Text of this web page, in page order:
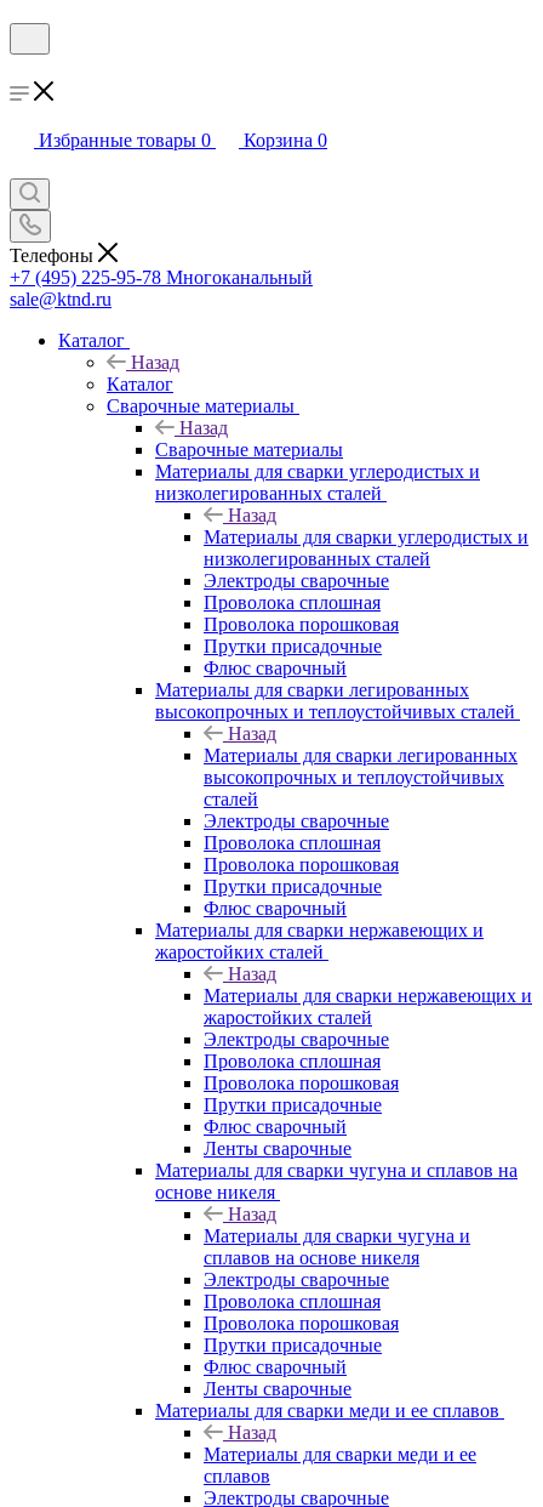
Избранные товары 0 Корзина 0
Телефоны
+7 (495) 225-95-78 Многоканальный
sale@ktnd.ru
Каталог
Назад
Каталог
Сварочные материалы
Назад
Сварочные материалы
Материалы для сварки углеродистых и
низколегированных сталей
Назад
Материалы для сварки углеродистых и
низколегированных сталей
Электроды сварочные
Проволока сплошная
Проволока порошковая
Прутки присадочные
Флюс сварочный
Материалы для сварки легированных
высокопрочных и теплоустойчивых сталей
Назад
Материалы для сварки легированных
высокопрочных и теплоустойчивых
сталей
Электроды сварочные
Проволока сплошная
Проволока порошковая
Прутки присадочные
Флюс сварочный
Материалы для сварки нержавеющих и
жаростойких сталей
Назад
Материалы для сварки нержавеющих и
жаростойких сталей
Электроды сварочные
Проволока сплошная
Проволока порошковая
Прутки присадочные
Флюс сварочный
Ленты сварочные
Материалы для сварки чугуна и сплавов на
основе никеля
Назад
Материалы для сварки чугуна и
сплавов на основе никеля
Электроды сварочные
Проволока сплошная
Проволока порошковая
Прутки присадочные
Флюс сварочный
Ленты сварочные
Материалы для сварки меди и ее сплавов
Назад
Материалы для сварки меди и ее
сплавов
Электроды сварочные